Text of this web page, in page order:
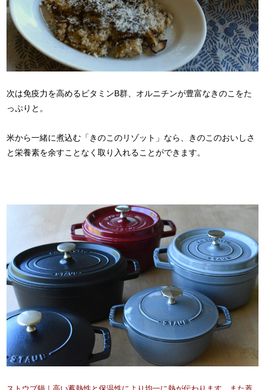
次は免疫力を高めるビタミンB群、オルニチンが豊富なきのこをた
っぷりと。
米から一緒に煮込む「きのこのリゾット」なら、きのこのおいしさ
と栄養素を余すことなく取り入れることができます。